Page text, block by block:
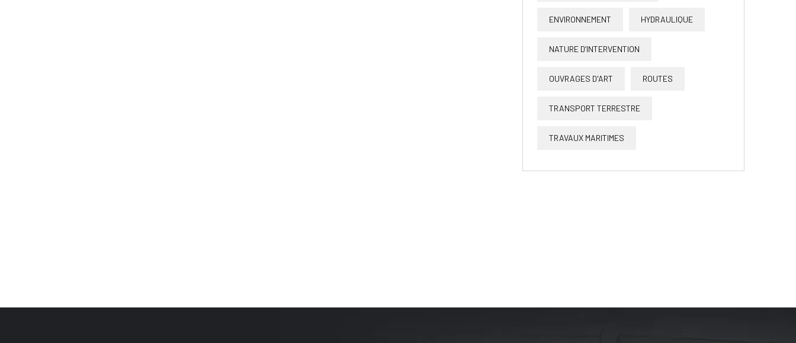
ENVIRONNEMENT HYDRAULIQUE
NATURE D’INTERVENTION
OUVRAGES D'ART ROUTES
TRANSPORT TERRESTRE
TRAVAUX MARITIMES